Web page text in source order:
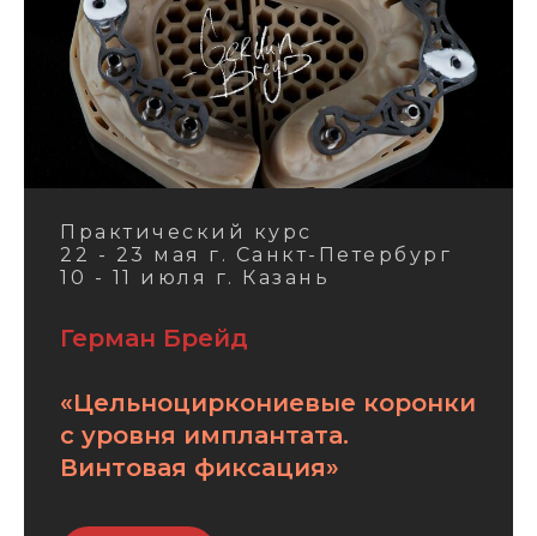
Практический курс
22 - 23 мая г. Санкт-Петербург
10 - 11 июля г. Казань
Герман Брейд
«Цельноциркониевые коронки
с уровня имплантата.
Винтовая фиксация»